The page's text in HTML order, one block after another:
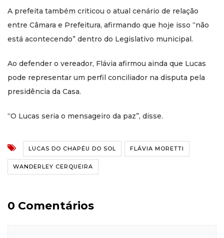
A prefeita também criticou o atual cenário de relação
entre Câmara e Prefeitura, afirmando que hoje isso “não
está acontecendo” dentro do Legislativo municipal.
Ao defender o vereador, Flávia afirmou ainda que Lucas
pode representar um perfil conciliador na disputa pela
presidência da Casa.
“O Lucas seria o mensageiro da paz”, disse.
LUCAS DO CHAPÉU DO SOL FLÁVIA MORETTI
WANDERLEY CERQUEIRA
0 Comentários